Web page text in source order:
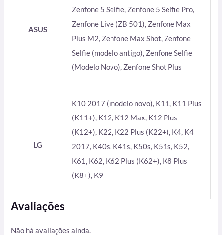
ASUS
Zenfone 5 Selfie, Zenfone 5 Selfie Pro,
Zenfone Live (ZB 501), Zenfone Max
Plus M2, Zenfone Max Shot, Zenfone
Selfie (modelo antigo), Zenfone Selfie
(Modelo Novo), Zenfone Shot Plus
LG
K10 2017 (modelo novo), K11, K11 Plus
(K11+), K12, K12 Max, K12 Plus
(K12+), K22, K22 Plus (K22+), K4, K4
2017, K40s, K41s, K50s, K51s, K52,
K61, K62, K62 Plus (K62+), K8 Plus
(K8+), K9
Avaliações
Não há avaliações ainda.